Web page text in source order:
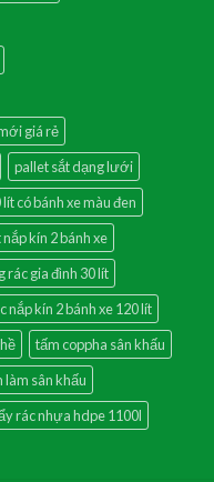
giá rẻ
pallet sắt dạng lưới
có bánh xe màu đen
kín 2 bánh xe
rác gia đình 30 lít
nắp kín 2 bánh xe 120 lít
tấm coppha sân khấu
làm sân khấu
rác nhựa hdpe 1100l